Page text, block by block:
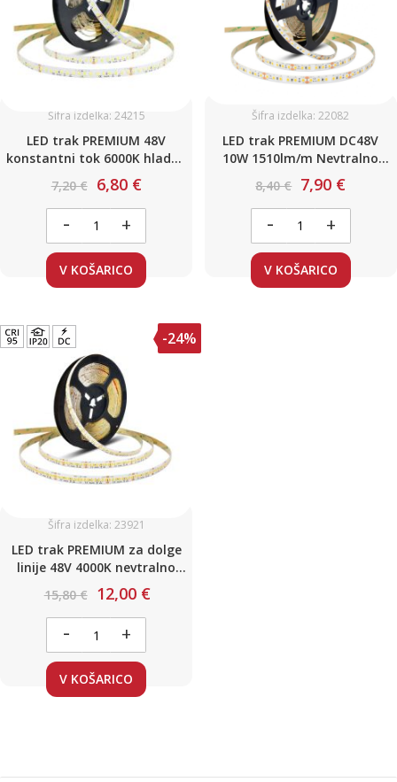
Šifra izdelka: 24215
LED trak PREMIUM 48V
konstantni tok 6000K hladno
bela IP65 60 LED/m 5W/m
750lm – profesionalni LED
trak brez padca napetosti
7,20 € 6,80 €
- +
V KOŠARICO
Šifra izdelka: 22082
LED trak PREMIUM DC48V
10W 1510lm/m Nevtralno
bela 120 led/m IP65
8,40 € 7,90 €
- +
V KOŠARICO
-24%
Šifra izdelka: 23921
LED trak PREMIUM za dolge
linije 48V 4000K nevtralno
bela, 240 LED/m, 16W/m,
CRI95
15,80 € 12,00 €
- +
V KOŠARICO